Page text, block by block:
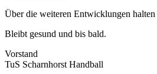
Über die weiteren Entwicklungen
Bleibt gesund und bis bald.
Vorstand
TuS Scharnhorst Handball